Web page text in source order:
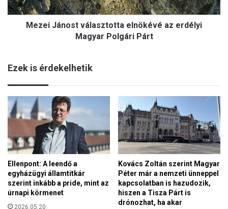
c
i
z
a
m
s
z
a
z
n
o
z
t
o
t
a
e
l
n
ö
k
Mezei Jánost választotta elnökévé az erdélyi
Magyar Polgári Párt
Ezek is érdekelhetik
Ellenpont: A leendő a
egyházügyi államtitkár
szerint inkább a pride, mint az
úrnapi körmenet
2026.05.20.
Kovács Zoltán szerint Magyar
Péter már a nemzeti ünneppel
kapcsolatban is hazudozik,
hiszen a Tisza Párt is
drónozhat, ha akar